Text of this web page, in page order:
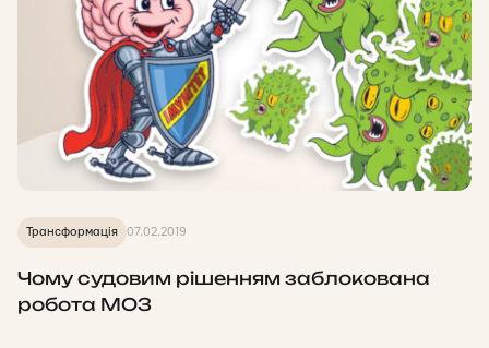
Трансформація 07.02.2019
Чому судовим рішенням заблокована
робота МОЗ